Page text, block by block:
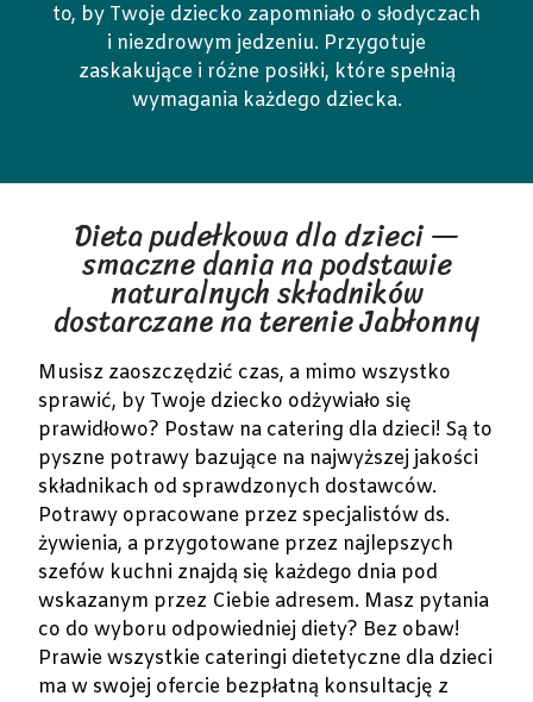
to, by Twoje dziecko zapomniało o słodyczach
i niezdrowym jedzeniu. Przygotuje
zaskakujące i różne posiłki, które spełnią
wymagania każdego dziecka.
Dieta pudełkowa dla dzieci —
smaczne dania na podstawie
naturalnych składników
dostarczane na terenie Jabłonny
Musisz zaoszczędzić czas, a mimo wszystko
sprawić, by Twoje dziecko odżywiało się
prawidłowo? Postaw na catering dla dzieci! Są to
pyszne potrawy bazujące na najwyższej jakości
składnikach od sprawdzonych dostawców.
Potrawy opracowane przez specjalistów ds.
żywienia, a przygotowane przez najlepszych
szefów kuchni znajdą się każdego dnia pod
wskazanym przez Ciebie adresem. Masz pytania
co do wyboru odpowiedniej diety? Bez obaw!
Prawie wszystkie cateringi dietetyczne dla dzieci
ma w swojej ofercie bezpłatną konsultację z